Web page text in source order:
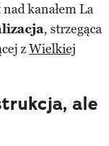
kanałem La
, strzegąca
zWielkiej
ale